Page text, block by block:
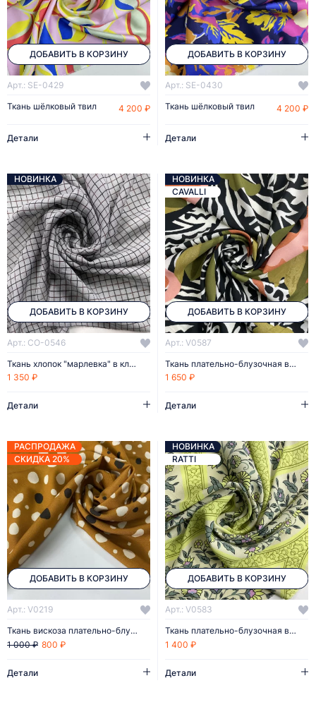
ДОБАВИТЬ В КОРЗИНУ
Арт.: SE-0429
Ткань шёлковый твил
4 200 ₽
Детали
ДОБАВИТЬ В КОРЗИНУ
Арт.: SE-0430
Ткань шёлковый твил
4 200 ₽
Детали
ДОБАВИТЬ В КОРЗИНУ
НОВИНКА
Арт.: CO-0546
Ткань хлопок "марлевка" в клетку
1 350 ₽
Детали
ДОБАВИТЬ В КОРЗИНУ
НОВИНКА
CAVALLI
Арт.: V0587
Ткань плательно-блузочная вискоза
1 650 ₽
Детали
ДОБАВИТЬ В КОРЗИНУ
РАСПРОДАЖА
СКИДКА 20%
Арт.: V0219
Ткань вискоза плательно-блузочная
800 ₽
1 000 ₽
Детали
ДОБАВИТЬ В КОРЗИНУ
НОВИНКА
RATTI
Арт.: V0583
Ткань плательно-блузочная вискоза
1 400 ₽
Детали